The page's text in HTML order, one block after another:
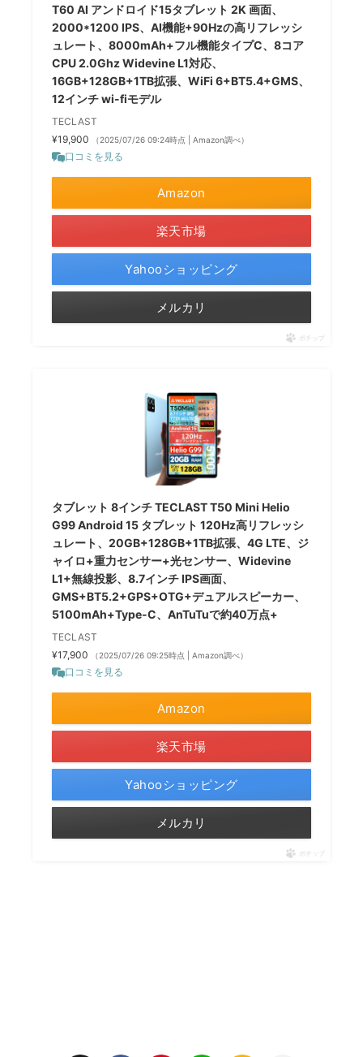
T60 AI アンドロイド15タブレット 2K 画面、
2000*1200 IPS、AI機能+90Hzの高リフレッシ
ュレート、8000mAh+フル機能タイプC、8コア
CPU 2.0Ghz Widevine L1対応、
16GB+128GB+1TB拡張、WiFi 6+BT5.4+GMS、
12インチ wi-fiモデル
TECLAST
¥19,900
（2025/07/26 09:24時点 | Amazon調べ）
口コミを見る
Amazon
楽天市場
Yahooショッピング
メルカリ
ポチップ
タブレット 8インチ TECLAST T50 Mini Helio
G99 Android 15 タブレット 120Hz高リフレッシ
ュレート、20GB+128GB+1TB拡張、4G LTE、ジ
ャイロ+重力センサー+光センサー、Widevine
L1+無線投影、8.7インチ IPS画面、
GMS+BT5.2+GPS+OTG+デュアルスピーカー、
5100mAh+Type-C、AnTuTuで約40万点+
TECLAST
¥17,900
（2025/07/26 09:25時点 | Amazon調べ）
口コミを見る
Amazon
楽天市場
Yahooショッピング
メルカリ
ポチップ